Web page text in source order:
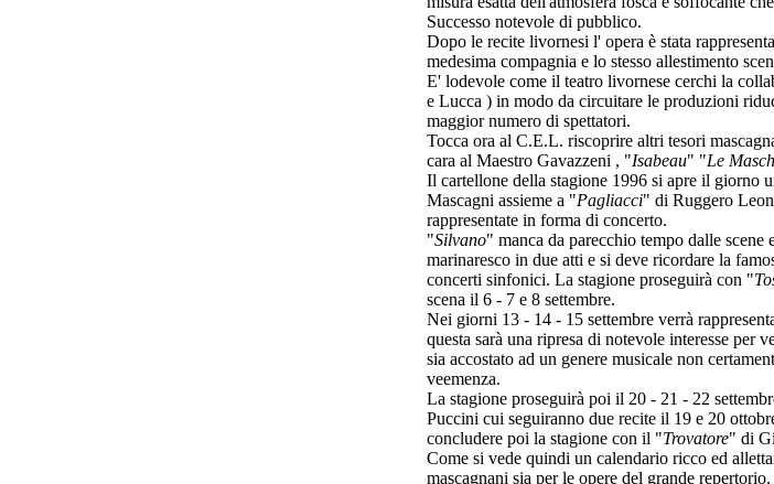
Successo notevole di pubblico.
Dopo le recite livornesi l' opera è stata
medesima compagnia e lo stesso allestimento
E' lodevole come il teatro livornese cerchi la
e Lucca ) in modo da circuitare le produzioni
maggior numero di spettatori.
Tocca ora al C.E.L. riscoprire altri tesori
cara al Maestro Gavazzeni , "Isabeau" "Le
Il cartellone della stagione 1996 si apre il giorno
Mascagni assieme a "Pagliacci" di Ruggero
rappresentate in forma di concerto.
"Silvano" manca da parecchio tempo dalle scene
marinaresco in due atti e si deve ricordare la
concerti sinfonici. La stagione proseguirà con "
scena il 6 - 7 e 8 settembre.
Nei giorni 13 - 14 - 15 settembre verrà
questa sarà una ripresa di notevole interesse per
sia accostato ad un genere musicale non
veemenza.
La stagione proseguirà poi il 20 - 21 - 22
Puccini cui seguiranno due recite il 19 e 20
concludere poi la stagione con il "Trovatore" di
Come si vede quindi un calendario ricco ed
mascagnani sia per le opere del grande repertorio.